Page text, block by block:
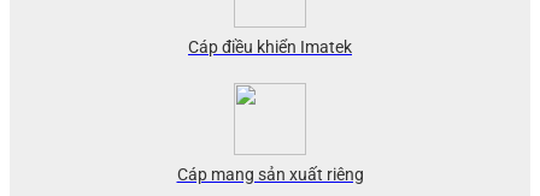
Cáp điều khiển Imatek
Cáp mang sản xuất riêng